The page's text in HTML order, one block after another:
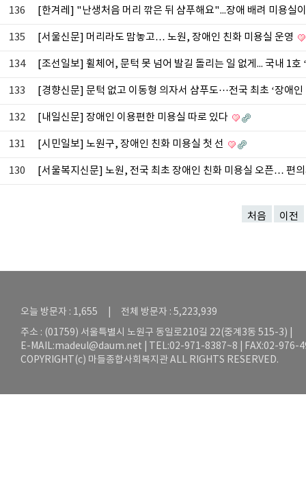
136 [한겨레] "난생처음 머리 깎은 뒤 샴푸해요"...장애 배려 미용실
135 [서울신문] 머리라도 맘놓고… 노원, 장애인 친화 미용실 운영
134 [조선일보] 휠체어, 문턱 못 넘어 발길 돌리는 일 없게... 국내 1
133 [경향신문] 문턱 없고 이동형 의자서 샴푸도···전국 최초 ‘장애
132 [내일신문] 장애인 이용편한 미용실 따로 있다
131 [시민일보] 노원구, 장애인 친화 미용실 첫 선
130 [서울복지신문] 노원, 전국 최초 장애인 친화 미용실 오픈… 편
처음 이전
오늘 방문자 : 1,655 | 전체 방문자 : 5,223,939
주소 : (01759) 서울특별시 노원구 동일로210길 22(중계3동 515-3) |
E-MAIL:madeul@daum.net | TEL:02-971-8387~8 | FAX:02-976-
COPYRIGHT(c) 마들종합사회복지관 ALL RIGHTS RESERVED.